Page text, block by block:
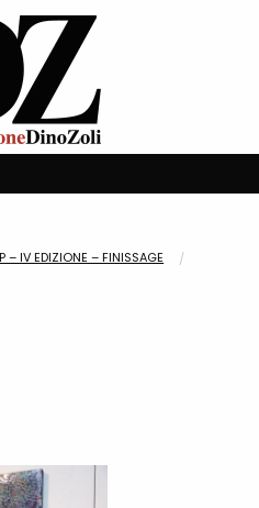
– IV EDIZIONE – FINISSAGE